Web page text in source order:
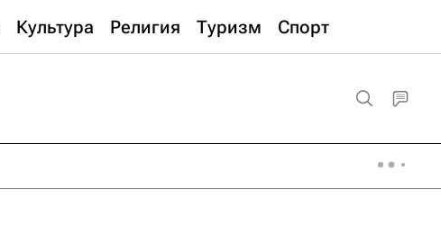
Культура Религия Туризм Спорт